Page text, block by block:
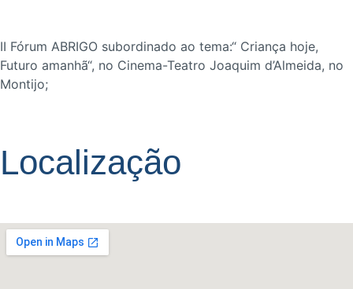
II Fórum ABRIGO subordinado ao tema:“ Criança hoje,
Futuro amanhã“, no Cinema-Teatro Joaquim d’Almeida, no
Montijo;
Localização